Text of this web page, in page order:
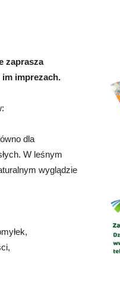
zaprasza
imprezach.
dla
W leśnym
wyglądzie